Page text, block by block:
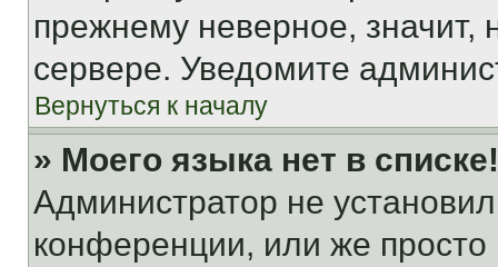
прежнему неверное, значит,
сервере. Уведомите
Вернуться к началу
» Моего языка нет в списке!
Администратор не
конференции, или же